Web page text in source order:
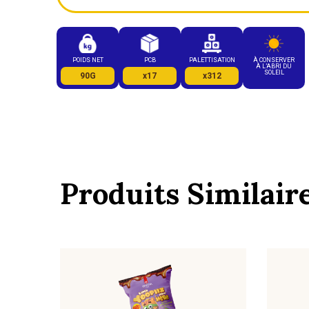
POIDS NET
90G
PCB
x17
PALETTISATION
x312
À CONSERVER
À L’ABRI DU
SOLEIL
Produits